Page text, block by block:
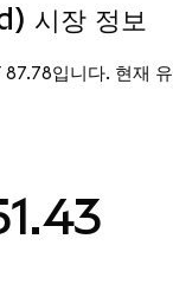
시장 정보
입니다. 현재